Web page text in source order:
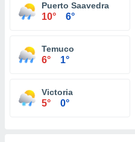
Puerto Saavedra
10° 6°
Temuco
6° 1°
Victoria
5° 0°